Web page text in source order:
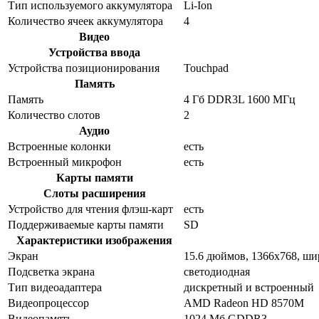
Тип используемого аккумулятора
Li-Ion
Количество ячеек аккумулятора
4
Видео
Устройства ввода
Устройства позиционирования
Touchpad
Память
Память
4 Гб DDR3L 1600 МГц
Количество слотов
2
Аудио
Встроенные колонки
есть
Встроенный микрофон
есть
Карты памяти
Слоты расширения
Устройство для чтения флэш-карт
есть
Поддерживаемые карты памяти
SD
Характеристики изображения
Экран
15.6 дюймов, 1366x768,
Подсветка экрана
светодиодная
Тип видеоадаптера
дискретный и встроенный
Видеопроцессор
AMD Radeon HD 8570M